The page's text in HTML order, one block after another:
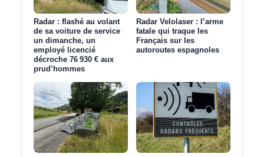
Radar : flashé au volant
de sa voiture de service
un dimanche, un
employé licencié
décroche 76 930 € aux
prud’hommes
Radar Velolaser : l’arme
fatale qui traque les
Français sur les
autoroutes espagnoles